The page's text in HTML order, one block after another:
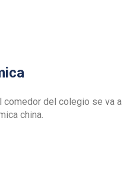
comedor del colegio se va a
china.